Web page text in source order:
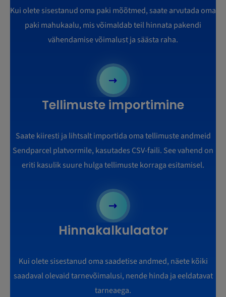
Kui olete sisestanud oma paki mõõtmed, saate arvutada oma
paki mahukaalu, mis võimaldab teil hinnata pakendi
vähendamise võimalust ja säästa raha.
Tellimuste importimine
Saate kiiresti ja lihtsalt importida oma tellimuste andmeid
Sendparcel platvormile, kasutades CSV-faili. See vahend on
eriti kasulik suure hulga tellimuste korraga esitamisel.
Hinnakalkulaator
Kui olete sisestanud oma saadetise andmed, näete kõiki
saadaval olevaid tarnevõimalusi, nende hinda ja eeldatavat
tarneaega.